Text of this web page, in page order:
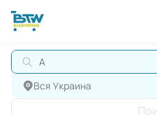
А
Вся Украина